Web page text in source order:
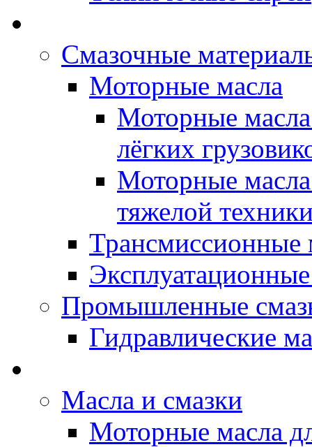
Смазочные
Моторные масла
Моторные
лёгких
Моторные
тяжелой
Трансмиссионные
Промышленные
Гидравлические
Масла и смазки
Моторные масла